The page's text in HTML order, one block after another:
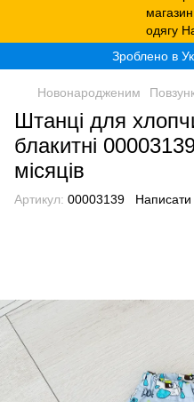
Зроблено в
Новонародженим
Штанці для
блакитні
місяців
Артикул: 00003139 Написати